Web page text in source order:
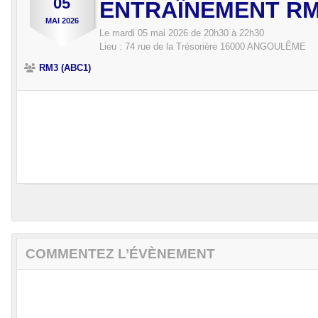
MAI 2026 ENTRAÎNEMENT
Le mardi 05 mai 2026 de 20h30 à 22h30
Lieu : 74 rue de la Trésorière 16000 ANGOULÊME
RM3 (ABC1)
COMMENTEZ L’ÉVÈNEMENT